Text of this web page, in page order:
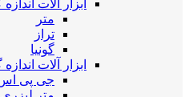
ابزار آلات
متر
تراز
گونیا
ابزار آلات
جی پی